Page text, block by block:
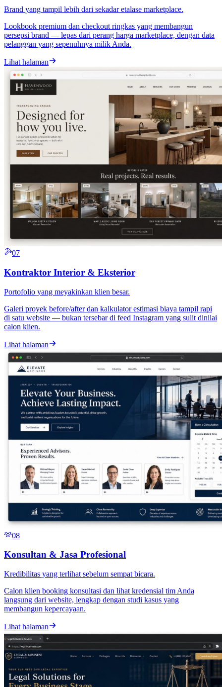
Brand yang tampil lebih dari sekadar etalase marketplace.
Lookbook premium dan checkout ringkas yang membangun
persepsi brand — lepas dari perang harga marketplace, dengan data
pelanggan yang sepenuhnya milik Anda.
Lihat halaman
07
Kontraktor Interior & Eksterior
Portofolio yang meyakinkan klien besar.
Galeri proyek before/after dan kalkulator estimasi biaya tampil rapi
di satu website — bukan tersebar di feed Instagram yang sulit dinilai
calon klien.
Lihat halaman
08
Konsultan & Jasa Profesional
Kredibilitas yang terlihat sebelum sempat bicara.
Calon klien booking konsultasi dan lihat kredensial tim Anda
langsung dari website, lengkap dengan studi kasus yang
membangun kepercayaan.
Lihat halaman